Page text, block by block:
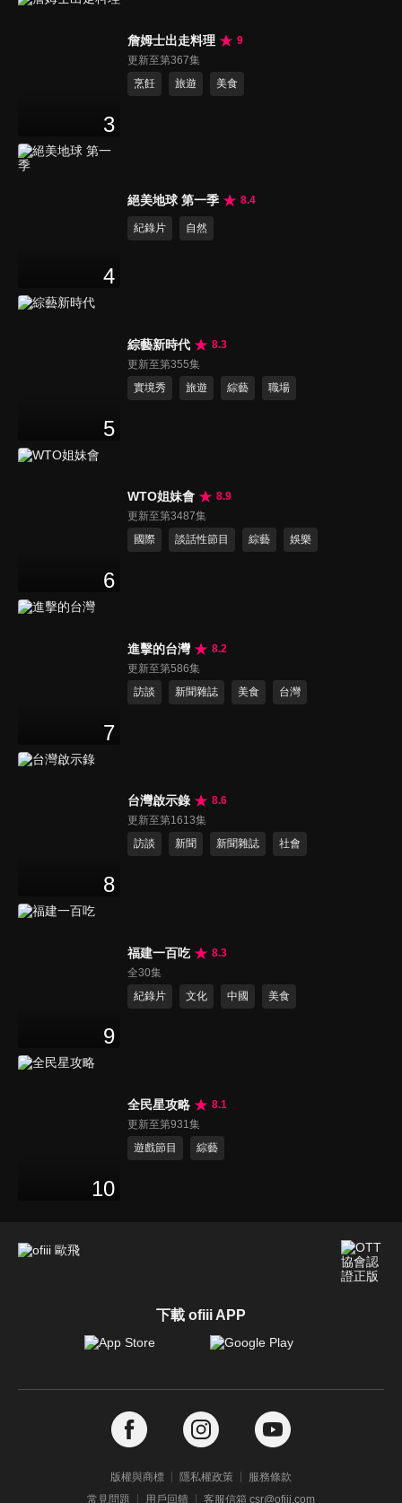
3
詹姆士出走料理
9
更新至第367集
烹飪
旅遊 美食
4
絕美地球 第一季 8.4
紀錄片 自然
5
綜藝新時代
8.3
更新至第355集
實境秀
旅遊 綜藝 職場
6
WTO姐妹會
8.9
更新至第3487集
國際
談話性節目 綜藝 娛樂
7
進擊的台灣
8.2
更新至第586集
訪談
新聞雜誌 美食 台灣
8
台灣啟示錄
8.6
更新至第1613集
訪談
新聞 新聞雜誌 社會
9
福建一百吃
8.3
全30集
紀錄片
文化 中國 美食
10
全民星攻略
8.1
更新至第931集
遊戲節目
綜藝
下載 ofiii APP
版權與商標 隱私權政策
服務條款
常見問題
用戶回饋 客服信箱 csr@ofiii.com